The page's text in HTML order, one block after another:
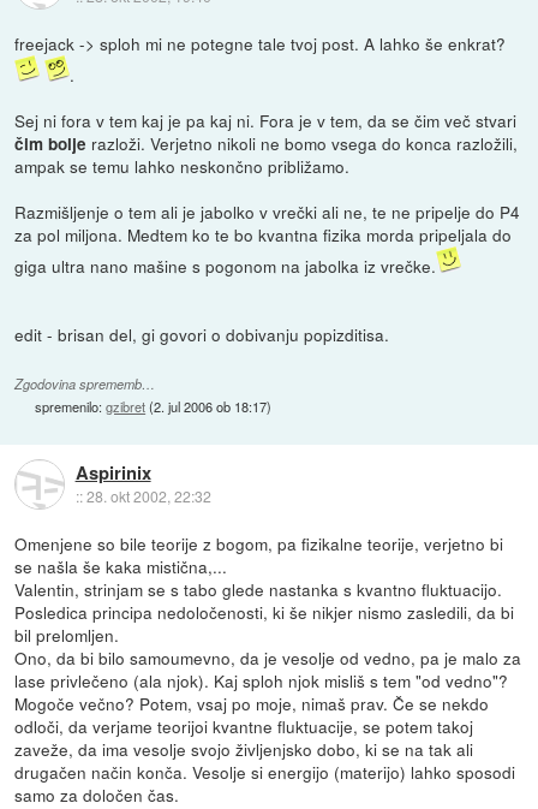
freejack -> sploh mi ne potegne tale tvoj post. A lahko še enkrat?
.
Sej ni fora v tem kaj je pa kaj ni. Fora je v tem, da se čim več stvari
čim bolje razloži. Verjetno nikoli ne bomo vsega do konca razložili,
ampak se temu lahko neskončno približamo.
Razmišljenje o tem ali je jabolko v vrečki ali ne, te ne pripelje do P4
za pol miljona. Medtem ko te bo kvantna fizika morda pripeljala do
giga ultra nano mašine s pogonom na jabolka iz vrečke.
edit - brisan del, gi govori o dobivanju popizditisa.
Zgodovina sprememb…
spremenilo:gzibret(2. jul 2006 ob 18:17)
Aspirinix
::28. okt 2002, 22:32
Omenjene so bile teorije z bogom, pa fizikalne teorije, verjetno bi
se našla še kaka mistična,...
Valentin, strinjam se s tabo glede nastanka s kvantno fluktuacijo.
Posledica principa nedoločenosti, ki še nikjer nismo zasledili, da bi
bil prelomljen.
Ono, da bi bilo samoumevno, da je vesolje od vedno, pa je malo za
lase privlečeno (ala njok). Kaj sploh njok misliš s tem "od vedno"?
Mogoče večno? Potem, vsaj po moje, nimaš prav. Če se nekdo
odloči, da verjame teorijoi kvantne fluktuacije, se potem takoj
zaveže, da ima vesolje svojo življenjsko dobo, ki se na tak ali
drugačen način konča. Vesolje si energijo (materijo) lahko sposodi
samo za določen čas.